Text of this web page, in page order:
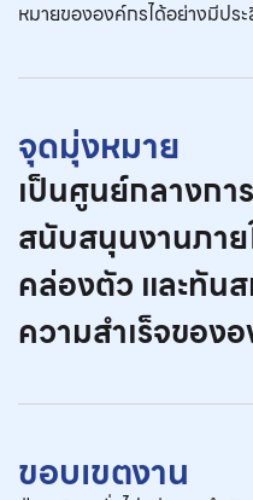
หมายขององค์กรได้อย่างมีปร
จุดมุ่งหมาย
เป็นศูนย์กลางกา
สนับสนุนงานภา
คล่องตัว และทัน
ความสำเร็จของ
ขอบเขตงาน